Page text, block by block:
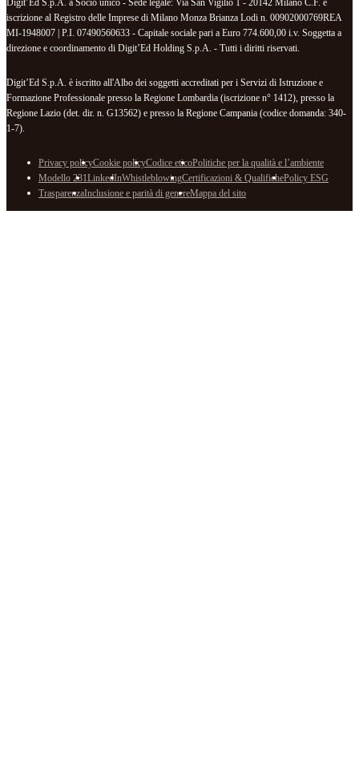
iscrizione al Registro delle Imprese di Milano Monza Brianza Lodi n. 00902000769REA
MI-1948007 | P.I. 07490560633 - Capitale sociale pari a Euro 774.600,00 i.v. Soggetta a
direzione e coordinamento di Digit’Ed Holding S.p.A. - Tutti i diritti riservati.
Digit’Ed S.p.A. è iscritto all'Albo dei soggetti accreditati per i Servizi di Istruzione e
Formazione Professionale presso la Regione Lombardia (iscrizione n° 1412), presso la
Regione Lazio (det. dir. n. G13562) e presso la Regione Campania (codice domanda: 340-
1-7).
Privacy policyCookie policyCodice eticoPolitiche per la qualità e l’ambiente
Modello 231LinkedInWhistleblowingCertificazioni & QualifichePolicy ESG
TrasparenzaInclusione e parità di genereMappa del sito